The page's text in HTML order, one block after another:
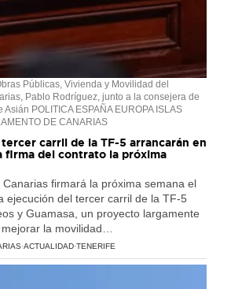
Públicas, Vivienda y Movilidad del
Pablo Rodríguez, junto a la consejera de
Asián POLITICA ESPAÑA EUROPA ISLAS
DE CANARIAS
carril de la TF-5 arrancarán en
firma del contrato la próxima
Canarias firmará la próxima semana el
ejecución del tercer carril de la TF-5
y Guamasa, un proyecto largamente
la movilidad…
·ACTUALIDAD·TENERIFE